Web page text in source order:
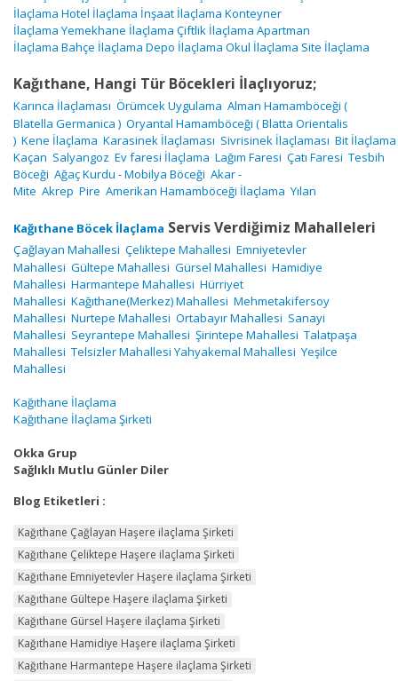
İlaçlama Hotel İlaçlama İnşaat İlaçlama Konteyner
İlaçlama Yemekhane İlaçlama Çiftlik İlaçlama Apartman
İlaçlama Bahçe İlaçlama Depo İlaçlama Okul İlaçlama Site İlaçlama
Kağıthane, Hangi Tür Böcekleri İlaçlıyoruz;
Karınca İlaçlaması Örümcek Uygulama Alman Hamamböceği (
Blatella Germanica ) Oryantal Hamamböceği ( Blatta Orientalis
) Kene İlaçlama Karasinek İlaçlaması Sivrisinek İlaçlaması Bit İlaçlama
Kaçan Salyangoz Ev faresi İlaçlama Lağım Faresi Çatı Faresi Tesbih
Böceği Ağaç Kurdu - Mobilya Böceği Akar -
Mite Akrep Pire Amerikan Hamamböceği İlaçlama Yılan
Kağıthane Böcek İlaçlama Servis Verdiğimiz Mahalleleri
Çağlayan Mahallesi Çeliktepe Mahallesi Emniyetevler
Mahallesi Gültepe Mahallesi Gürsel Mahallesi Hamidiye
Mahallesi Harmantepe Mahallesi Hürriyet
Mahallesi Kağıthane(Merkez) Mahallesi Mehmetakifersoy
Mahallesi Nurtepe Mahallesi Ortabayır Mahallesi Sanayi
Mahallesi Seyrantepe Mahallesi Şirintepe Mahallesi Talatpaşa
Mahallesi Telsizler Mahallesi Yahyakemal Mahallesi Yeşilce
Mahallesi
Kağıthane İlaçlama
Kağıthane İlaçlama Şirketi
Okka Grup
Sağlıklı Mutlu Günler Diler
Blog Etiketleri :
Kağıthane Çağlayan Haşere ilaçlama Şirketi
Kağıthane Çeliktepe Haşere ilaçlama Şirketi
Kağıthane Emniyetevler Haşere ilaçlama Şirketi
Kağıthane Gültepe Haşere ilaçlama Şirketi
Kağıthane Gürsel Haşere ilaçlama Şirketi
Kağıthane Hamidiye Haşere ilaçlama Şirketi
Kağıthane Harmantepe Haşere ilaçlama Şirketi